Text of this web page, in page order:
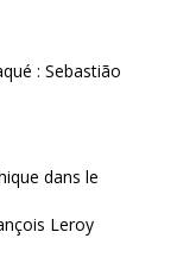
: Sebastião
dans le
Leroy